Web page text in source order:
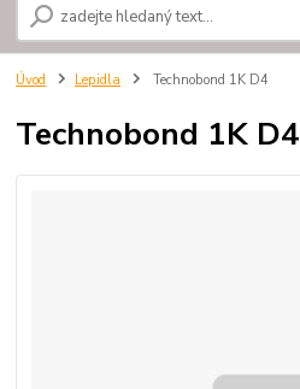
Úvod Lepidla Technobond 1K D4
Technobond 1K D4